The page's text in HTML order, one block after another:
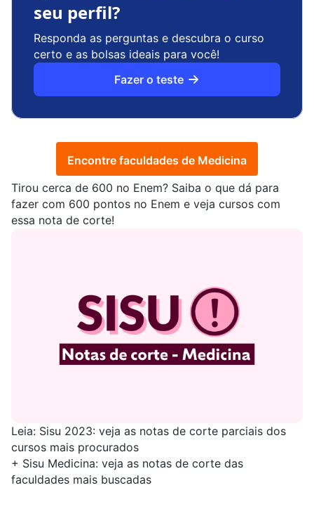
seu perfil?
Responda as perguntas e descubra o curso
certo e as bolsas ideais para você!
Fazer o teste
Encontre faculdades de Medicina
Tirou cerca de 600 no Enem? Saiba o que dá para
fazer com 600 pontos no Enem e veja cursos com
essa nota de corte!
Leia: Sisu 2023: veja as notas de corte parciais dos
cursos mais procurados
+ Sisu Medicina: veja as notas de corte das
faculdades mais buscadas